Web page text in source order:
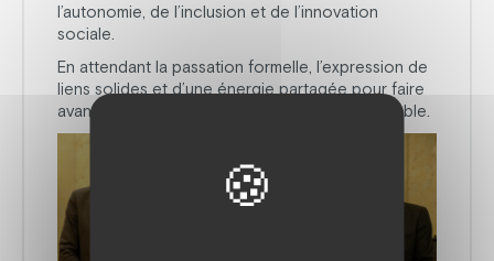
l’autonomie, de l’inclusion et de l’innovation
sociale.
En attendant la passation formelle, l’expression de
liens solides et d’une énergie partagée pour faire
avancer, ensemble, une cause qui nous rassemble.